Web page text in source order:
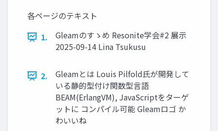
各ページのテキスト
1.
Gleamのすゝめ Resonite学会#2 展示
2025-09-14 Lina Tsukusu
2.
Gleamとは Louis Pilfold氏が開発して
いる静的型付け関数型言語
BEAM(ErlangVM), JavaScriptをターゲ
ットに コンパイル可能 Gleamロゴ か
わいいね